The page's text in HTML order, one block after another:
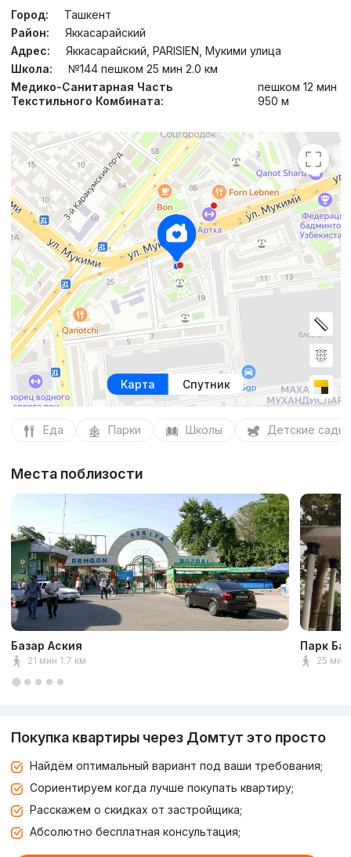
Город:
Ташкент
Район:
Яккасарайский
Адрес:
Яккасарайский, PARISIEN, Мукими улица
Школа:
№144 пешком 25 мин 2.0 км
Медико-Санитарная Часть
Текстильного Комбината:
пешком 12 мин
950 м
Карта Спутник
Еда Парки Школы Детские сады
Места поблизости
Базар Аския
21 мин 1.7 км
Парк
25 мин
Покупка квартиры через Домтут это просто
Найдём оптимальный вариант под ваши требования;
Сориентируем когда лучше покупать квартиру;
Расскажем о скидках от застройщика;
Абсолютно бесплатная консультация;